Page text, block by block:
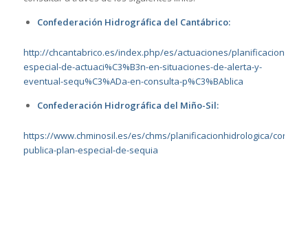
Confederación Hidrográfica del Cantábrico:
http://chcantabrico.es/index.php/es/actuaciones/
especial-de-actuaci%C3%B3n-en-situaciones-de-alerta-y-
eventual-sequ%C3%ADa-en-consulta-p%C3%BAblica
Confederación Hidrográfica del Miño-Sil:
https://www.chminosil.es/es/chms/planificacionhidrologica/
publica-plan-especial-de-sequia